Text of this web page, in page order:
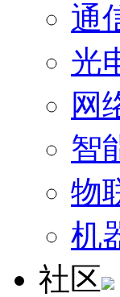
通
光
网
智
物
机
社区